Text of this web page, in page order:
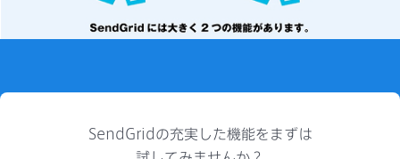
SendGridの充実した機能をまずは